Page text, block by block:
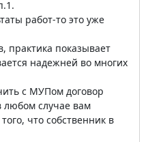
работ-то это уже
практика показывает
надежней во многих
с МУПом договор
любом случае вам
что собственник в